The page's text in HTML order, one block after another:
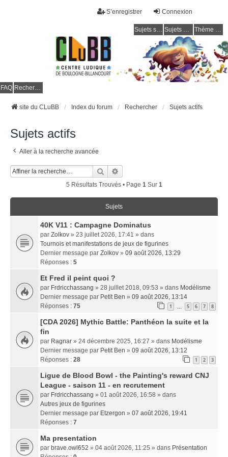
Connexion
S’enregistrer
Sujets sans réponse Sujets actifs Thème clair / foncé
FAQ Rechercher
site du CLuBB Index du forum Rechercher Sujets actifs
Sujets actifs
Aller à la recherche avancée
Rechercher
5 Résultats Trouvés • Page 1Sur 1
Sujets
40K V11 : Campagne Dominatus
par Zolkov » 23 juillet 2026, 17:41 » dans
Tournois et manifestations de jeux de figurines
Dernier message par Zolkov » 09 août 2026, 13:29
Réponses : 5
Et Fred il peint quoi ?
par Frdricchassang » 28 juillet 2018, 09:53 » dans Modélisme
Dernier message par Petit Ben » 09 août 2026, 13:14
Réponses : 75 1 5 6 7 8
[CDA 2026] Mythic Battle: Panthéon la suite et la
fin
par Ragnar » 24 décembre 2025, 16:27 » dans Modélisme
Dernier message par Petit Ben » 09 août 2026, 13:12
Réponses : 28 1 2 3
Ligue de Blood Bowl - the Painting's reward CNJ
League - saison 11 - en recrutement
par Frdricchassang » 01 août 2026, 16:58 » dans
Autres jeux de figurines
Dernier message par Etzergon » 07 août 2026, 19:41
Réponses : 7
Ma presentation
par brave.owl652 » 04 août 2026, 11:25 » dans Présentation